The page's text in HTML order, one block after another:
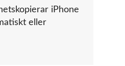
iPhone
eller